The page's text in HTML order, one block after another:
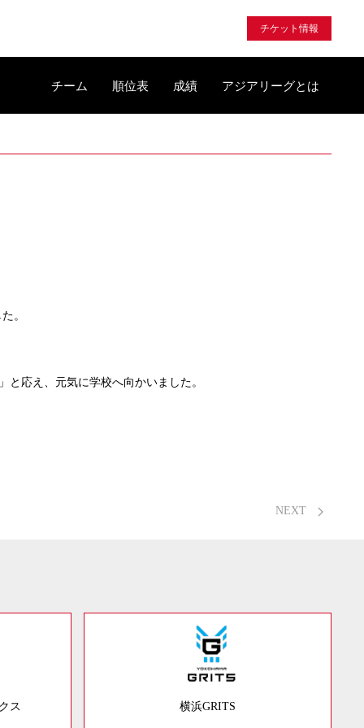
チケット情報
チーム 順位表 成績 アジアリーグとは
。
応え、元気に学校へ向かいました。
NEXT
ス 横浜GRITS